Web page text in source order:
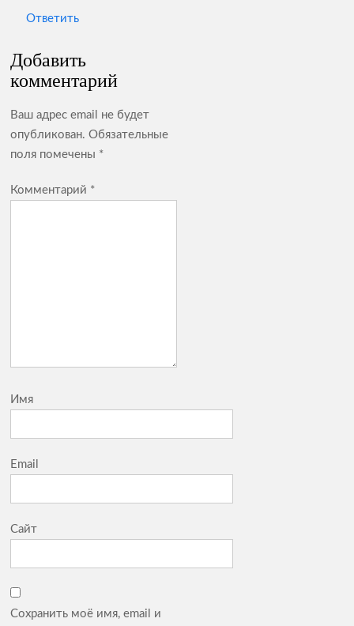
Ответить
Добавить
комментарий
Ваш адрес email не будет
опубликован. Обязательные
поля помечены *
Комментарий *
Имя
Email
Сайт
Сохранить моё имя, email и